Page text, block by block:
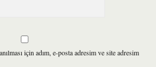
için adım, e-posta adresim ve site adresim